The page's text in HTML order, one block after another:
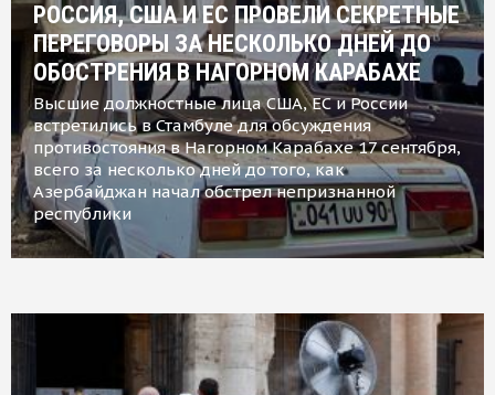
РОССИЯ, США И ЕС ПРОВЕЛИ СЕКРЕТНЫЕ
ПЕРЕГОВОРЫ ЗА НЕСКОЛЬКО ДНЕЙ ДО
ОБОСТРЕНИЯ В НАГОРНОМ КАРАБАХЕ
Высшие должностные лица США, ЕС и России
встретились в Стамбуле для обсуждения
противостояния в Нагорном Карабахе 17 сентября,
всего за несколько дней до того, как
Азербайджан начал обстрел непризнанной
республики